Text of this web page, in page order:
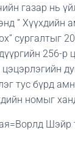
газар нь
” Хүүхдийн
сургалтыг
256-р
тус бүрд
номыг
Шэйр